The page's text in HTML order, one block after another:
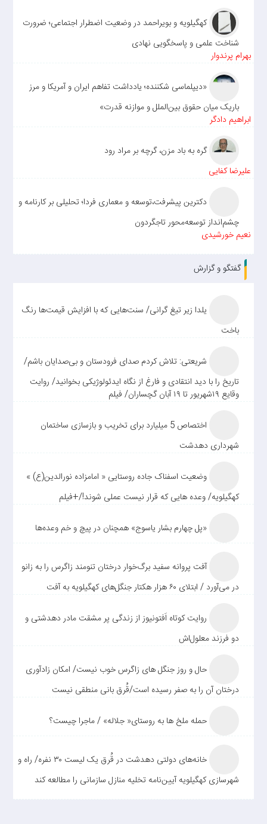
کهگیلویه و بویراحمد در وضعیت اضطرار اجتماعی؛ ضرورت
شناخت علمی و پاسخگویی نهادی
بهرام پرندوار
«دیپلماسی شکننده؛ یادداشت تفاهم ایران و آمریکا و مرز
باریک میان حقوق بین‌الملل و موازنه قدرت»
ابراهیم دادگر
گره به باد مزن، گرچه بر مراد رود
علیرضا کفایی
دکترین پیشرفت،توسعه و معماری فردا؛ تحلیلی بر کارنامه و
چشم‌انداز توسعه‌محور تاجگردون
نعیم خورشیدی
گفتگو و گزارش
یلدا زیر تیغ گرانی/ سنت‌هایی که با افزایش قیمت‌ها رنگ
باخت
شریعتی: تلاش کردم صدای فرودستان و بی‌صدایان باشم/
تاریخ را با دید انتقادی و فارغ از نگاه ایدئولوژیکی بخوانید/ روایت
وقایع ۱۹شهریور تا ۱۹ آبان گچساران/ فیلم
اختصاص 5 میلیارد برای تخریب و بازسازی ساختمان
شهرداری دهدشت
وضعیت اسفناک جاده روستایی « امامزاده نورالدین(ع) »
کهگیلویه/ وعده هایی که قرار نیست عملی شوند!/+فیلم
«پل چهارم بشار یاسوج» همچنان در پیچ و خم وعده‌ها
آفت پروانه سفید برگ‌خوار درختان تنومند زاگرس را به زانو
در می‌آورد / ابتلای ۶۰ هزار هکتار جنگل‌های کهگیلویه به آفت
روایت کوتاه اَفتونیوز از زندگی پر مشقت مادر دهدشتی و
دو فرزند معلول‌اش
حال و روز جنگل های زاگرس خوب نیست/ امکان زادآوری
درختان آن را به صفر رسیده است/قُرق بانی منطقی نیست
حمله ملخ ها به روستای« جلاله» / ماجرا چیست؟
خانه‌های دولتی دهدشت در قُرق یک لیست ۳۰ نفره/ راه و
شهرسازی کهگیلویه آیین‌نامه تخلیه منازل سازمانی را مطالعه کند